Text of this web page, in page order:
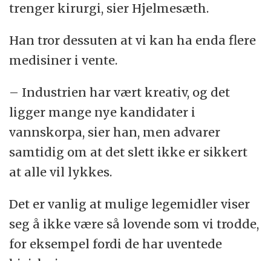
trenger kirurgi, sier Hjelmesæth.
Han tror dessuten at vi kan ha enda flere
medisiner i vente.
– Industrien har vært kreativ, og det
ligger mange nye kandidater i
vannskorpa, sier han, men advarer
samtidig om at det slett ikke er sikkert
at alle vil lykkes.
Det er vanlig at mulige legemidler viser
seg å ikke være så lovende som vi trodde,
for eksempel fordi de har uventede